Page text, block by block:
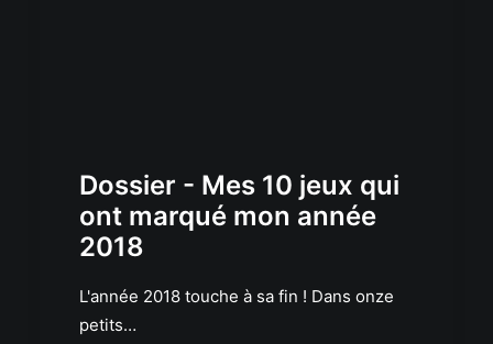
Dossier - Mes 10 jeux qui
ont marqué mon année
2018
L'année 2018 touche à sa fin ! Dans onze
petits…